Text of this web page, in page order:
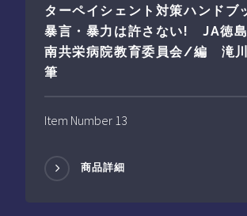
ターペイシェント対策ハンド
暴言・暴力は許さない! JA徳
南共栄病院教育委員会/編 滝
筆
Item Number 13
商品詳細